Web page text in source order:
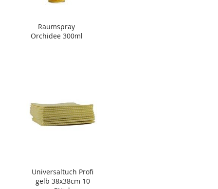
Raumspray
Orchidee 300ml
Universaltuch Profi
gelb 38x38cm 10